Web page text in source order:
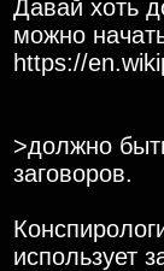
Давай хоть
можно
https://
>должно
заговоров.
использует